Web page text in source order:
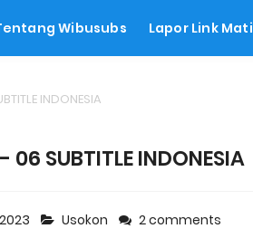
Wibusubs Lapor Link Mati
INDONESIA
SUBTITLE INDONESIA
Usokon 2 comments